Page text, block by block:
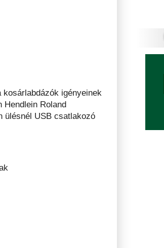
igényeinek
Hendlein Roland
ülésnél USB csatlakozó